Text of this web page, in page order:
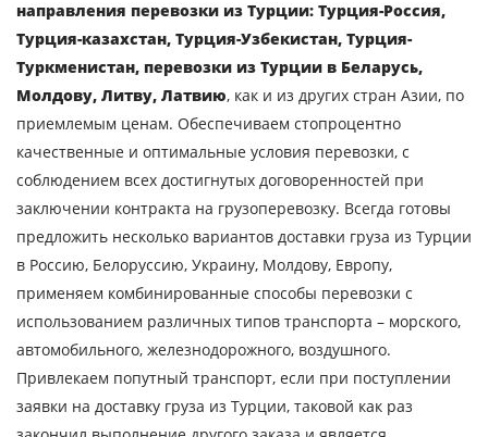
направления перевозки из Турции: Турция-Россия,
Турция-казахстан, Турция-Узбекистан, Турция-
Туркменистан, перевозки из Турции в Беларусь,
Молдову, Литву, Латвию, как и из других стран Азии, по
приемлемым ценам. Обеспечиваем стопроцентно
качественные и оптимальные условия перевозки, с
соблюдением всех достигнутых договоренностей при
заключении контракта на грузоперевозку. Всегда готовы
предложить несколько вариантов доставки груза из Турции
в Россию, Белоруссию, Украину, Молдову, Европу,
применяем комбинированные способы перевозки с
использованием различных типов транспорта – морского,
автомобильного, железнодорожного, воздушного.
Привлекаем попутный транспорт, если при поступлении
заявки на доставку груза из Турции, таковой как раз